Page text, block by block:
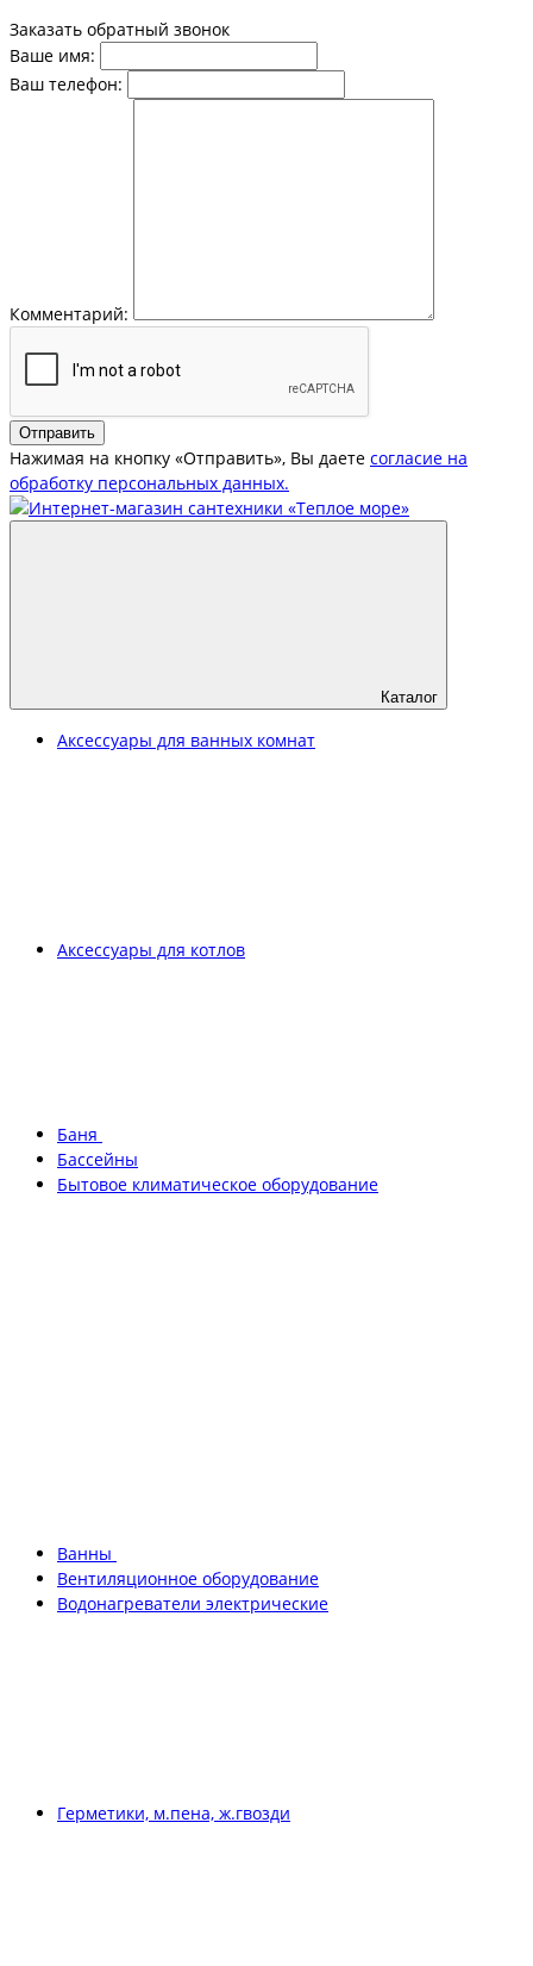
Заказать обратный звонок
Ваше имя:
Ваш телефон:
Комментарий:
Отправить
Нажимая на кнопку «Отправить», Вы даете согласие на
обработку персональных данных.
Каталог
Аксессуары для ванных комнат
Аксессуары для котлов
Баня
Бассейны
Бытовое климатическое оборудование
Ванны
Вентиляционное оборудование
Водонагреватели электрические
Герметики, м.пена, ж.гвозди